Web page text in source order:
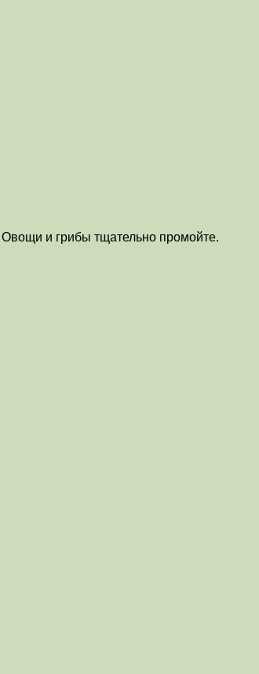
Овощи и грибы тщательно промойте.